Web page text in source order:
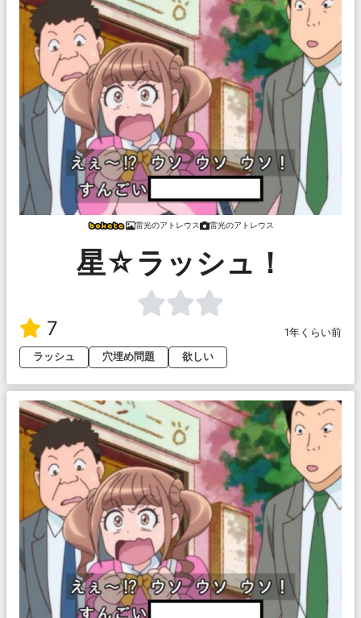
雷光のアトレウス 雷光のアトレウス
星☆ラッシュ！
7
1年くらい前
ラッシュ
穴埋め問題 欲しい